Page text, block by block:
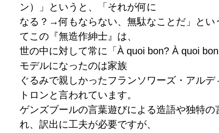
ン）」というと、「それが何に
なる？→何もならない、無駄なことだ」とい
てこの『無造作紳士』は、
世の中に対して常に「À quoi bon? À quoi
モデルになったのは家族
ぐるみで親しかったフランソワーズ・アル
トロンと言われています。
ゲンズブールの言葉遊びによる造語や独特
れ、訳出に工夫が必要ですが、